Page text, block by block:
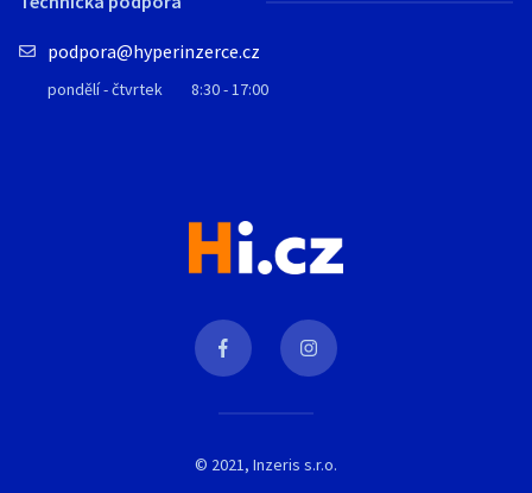
podpora@hyperinzerce.cz
pondělí - čtvrtek 8:30 - 17:00
© 2021, Inzeris s.r.o.